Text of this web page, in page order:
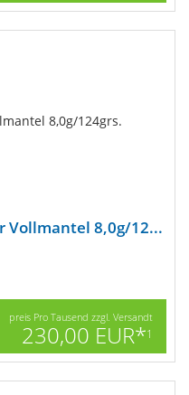
Vollmantel 8,0g/12...
preis Pro Tausend zzgl. Versandt
230,00 EUR*1